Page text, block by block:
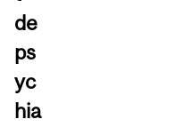
de
ps
yc
hia